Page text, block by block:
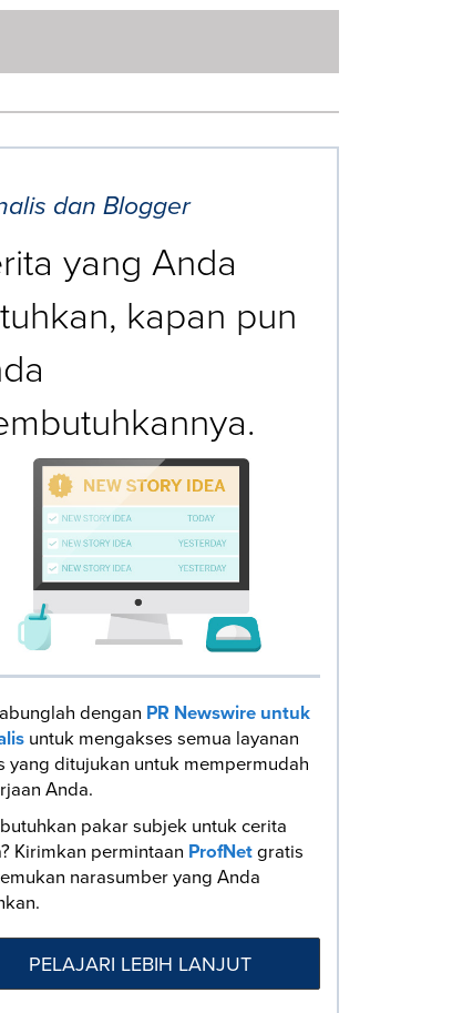
dan Blogger
yang Anda
kapan pun
dengan PR Newswire untuk
untuk mengakses semua layanan
yang ditujukan untuk mempermudah
Anda.
pakar subjek untuk cerita
Kirimkan permintaan ProfNetgratis
narasumber yang Anda
PELAJARI LEBIH LANJUT